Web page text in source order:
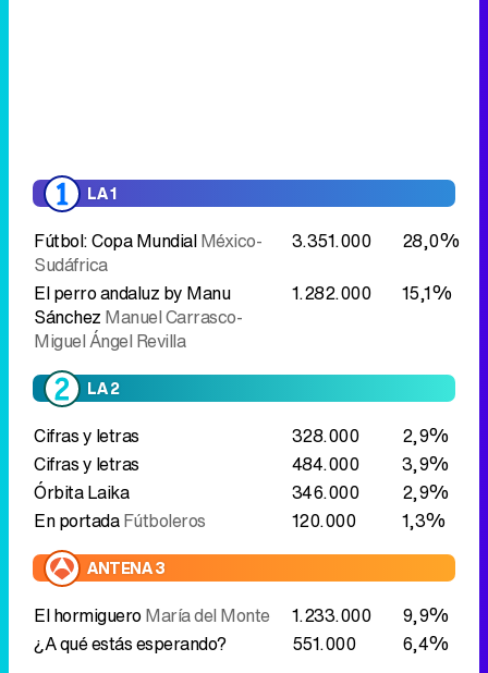
LA 1
Fútbol: Copa MundialMéxico-
Sudáfrica
3.351.000
28,0%
El perro andaluz by Manu
Sánchez Manuel Carrasco-
Miguel Ángel Revilla
1.282.000 15,1%
LA 2
Cifras y letras 328.000
2,9%
Cifras y letras
484.000
3,9%
Órbita Laika
346.000
2,9%
En portadaFútboleros 120.000 1,3%
ANTENA 3
El hormigueroMaría del Monte 1.233.000
9,9%
¿A qué estás esperando?
551.000 6,4%